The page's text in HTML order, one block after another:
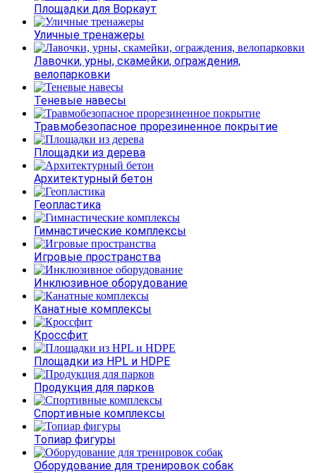
Площадки для Воркаут
Уличные тренажеры
Лавочки, урны, скамейки, ограждения,
велопарковки
Теневые навесы
Травмобезопасное прорезиненное покрытие
Площадки из дерева
Архитектурный бетон
Геопластика
Гимнастические комплексы
Игровые пространства
Инклюзивное оборудование
Канатные комплексы
Кроссфит
Площадки из HPL и HDPE
Продукция для парков
Спортивные комплексы
Топиар фигуры
Оборудование для тренировок собак